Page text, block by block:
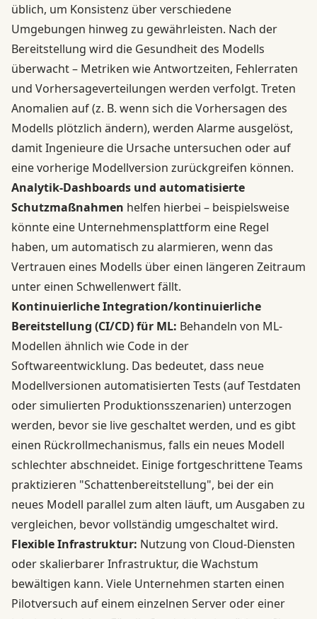
üblich, um Konsistenz über verschiedene
Umgebungen hinweg zu gewährleisten. Nach der
Bereitstellung wird die Gesundheit des Modells
überwacht – Metriken wie Antwortzeiten, Fehlerraten
und Vorhersageverteilungen werden verfolgt. Treten
Anomalien auf (z. B. wenn sich die Vorhersagen des
Modells plötzlich ändern), werden Alarme ausgelöst,
damit Ingenieure die Ursache untersuchen oder auf
eine vorherige Modellversion zurückgreifen können.
Analytik-Dashboards und automatisierte
Schutzmaßnahmen helfen hierbei – beispielsweise
könnte eine Unternehmensplattform eine Regel
haben, um automatisch zu alarmieren, wenn das
Vertrauen eines Modells über einen längeren Zeitraum
unter einen Schwellenwert fällt.
Kontinuierliche Integration/kontinuierliche
Bereitstellung (CI/CD) für ML: Behandeln von ML-
Modellen ähnlich wie Code in der
Softwareentwicklung. Das bedeutet, dass neue
Modellversionen automatisierten Tests (auf Testdaten
oder simulierten Produktionsszenarien) unterzogen
werden, bevor sie live geschaltet werden, und es gibt
einen Rückrollmechanismus, falls ein neues Modell
schlechter abschneidet. Einige fortgeschrittene Teams
praktizieren "Schattenbereitstellung", bei der ein
neues Modell parallel zum alten läuft, um Ausgaben zu
vergleichen, bevor vollständig umgeschaltet wird.
Flexible Infrastruktur: Nutzung von Cloud-Diensten
oder skalierbarer Infrastruktur, die Wachstum
bewältigen kann. Viele Unternehmen starten einen
Pilotversuch auf einem einzelnen Server oder einer